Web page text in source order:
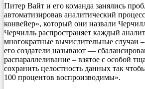
Питер Вайт и его команда занялись
автоматизировав аналитический
конвейер», который они назвали
Черчилль распространяет каждый
многократные вычислительные случаи
его создатели называют —
распараллеливание – взятое с особой
сохранить целостность данных так
100 процентов воспроизводимы».